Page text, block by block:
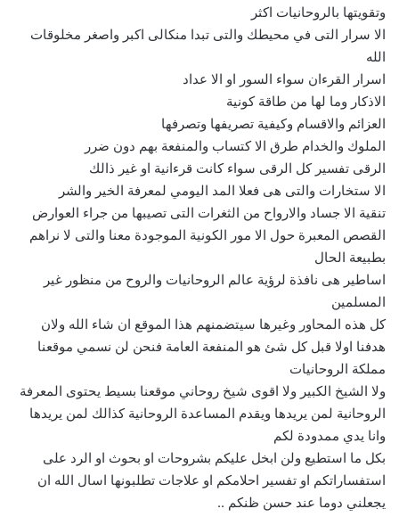
وتقويتها بالروحانيات اكثر
الا سرار التى في محيطك والتى تبدا منكالى اكبر واصغر مخلوقات
الله
اسرار القرءان سواء السور او الا عداد
الاذكار وما لها من طاقة كونية
العزائم والاقسام وكيفية تصريفها وتصرفها
الملوك والخدام طرق الا كتساب والمنفعة بهم دون ضرر
الرقى تفسير كل الرقى سواء كانت قرءانية او غير ذالك
الا ستخارات والتى هى فعلا المد اليومي لمعرفة الخير والشر
تنقية الا جساد والارواح من الثغرات التى تصيبها من جراء العوارض
القصص المعبرة حول الا مور الكونية الموجودة معنا والتى لا نراهم
بطبيعة الحال
اساطير هى نافذة لرؤية عالم الروحانيات والروح من منظور غير
المسلمين
كل هذه المحاور وغيرها سيتضمنهم هذا الموقع ان شاء الله ولان
هدفنا اولا قبل كل شئ هو المنفعة العامة فنحن لن نسمي موقعنا
مملكة الروحانيات
ولا الشيخ الكبير ولا اقوى شيخ روحاني موقعنا بسيط يحتوى المعرفة
الروحانية لمن يريدها ويقدم المساعدة الروحانية كذالك لمن يريدها
وانا يدي ممدودة لكم
بكل ما استطيع ولن ابخل عليكم بشروحات او بحوث او الرد على
استفساراتكم او تفسير احلامكم او علاجات تطلبونها اسال الله ان
يجعلني دوما عند حسن ظنكم ..